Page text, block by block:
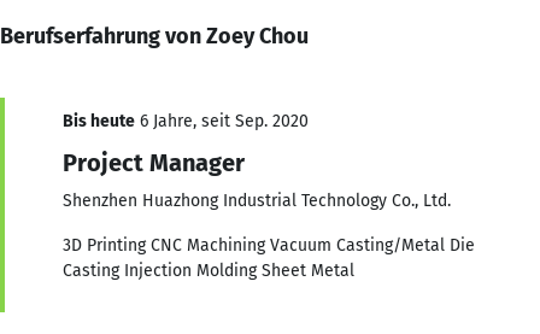
Berufserfahrung von Zoey Chou
Bis heute 6 Jahre, seit Sep. 2020
Project Manager
Shenzhen Huazhong Industrial Technology Co., Ltd.
3D Printing CNC Machining Vacuum Casting/Metal Die
Casting Injection Molding Sheet Metal